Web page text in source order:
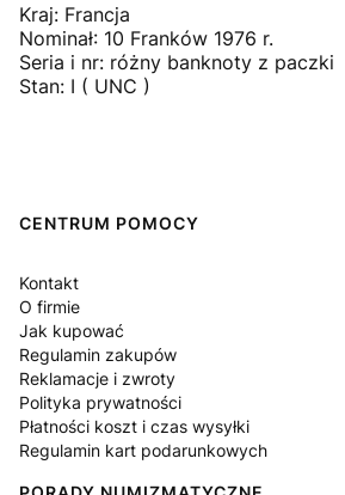
Kraj: Francja
Nominał: 10 Franków 1976 r.
Seria i nr: różny banknoty z paczki
Stan: I ( UNC )
Linki w stopce
CENTRUM POMOCY
Kontakt
O firmie
Jak kupować
Regulamin zakupów
Reklamacje i zwroty
Polityka prywatności
Płatności koszt i czas wysyłki
Regulamin kart podarunkowych